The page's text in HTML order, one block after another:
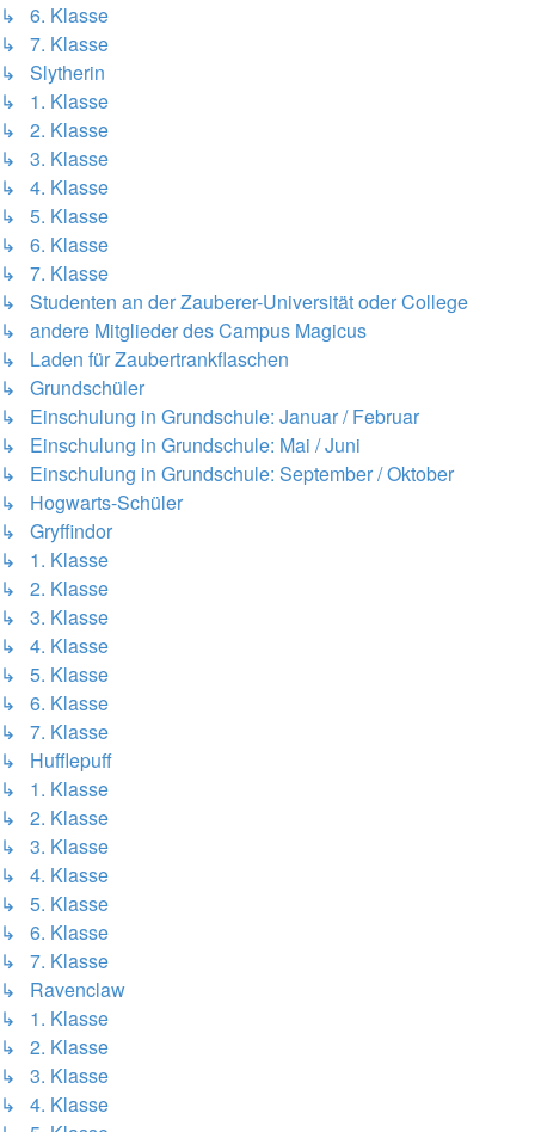
↳ 6. Klasse
↳ 7. Klasse
↳ Slytherin
↳ 1. Klasse
↳ 2. Klasse
↳ 3. Klasse
↳ 4. Klasse
↳ 5. Klasse
↳ 6. Klasse
↳ 7. Klasse
↳ Studenten an der Zauberer-Universität oder College
↳ andere Mitglieder des Campus Magicus
↳ Laden für Zaubertrankflaschen
↳ Grundschüler
↳ Einschulung in Grundschule: Januar / Februar
↳ Einschulung in Grundschule: Mai / Juni
↳ Einschulung in Grundschule: September / Oktober
↳ Hogwarts-Schüler
↳ Gryffindor
↳ 1. Klasse
↳ 2. Klasse
↳ 3. Klasse
↳ 4. Klasse
↳ 5. Klasse
↳ 6. Klasse
↳ 7. Klasse
↳ Hufflepuff
↳ 1. Klasse
↳ 2. Klasse
↳ 3. Klasse
↳ 4. Klasse
↳ 5. Klasse
↳ 6. Klasse
↳ 7. Klasse
↳ Ravenclaw
↳ 1. Klasse
↳ 2. Klasse
↳ 3. Klasse
↳ 4. Klasse